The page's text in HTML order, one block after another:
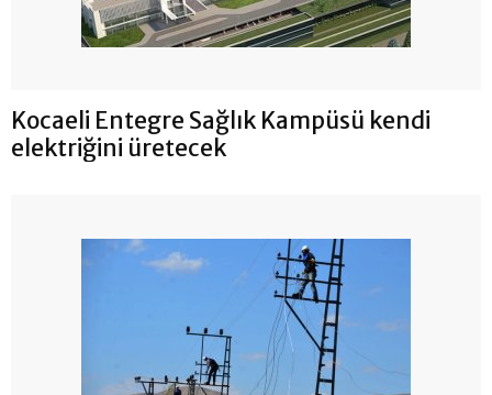
Kocaeli Entegre Sağlık Kampüsü kendi
elektriğini üretecek